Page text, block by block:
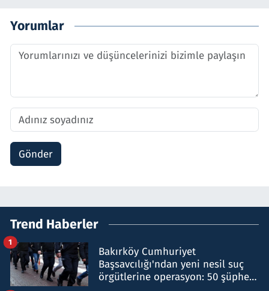
Yorumlar
Gönder
Trend Haberler
Bakırköy Cumhuriyet
Başsavcılığı'ndan yeni nesil suç
örgütlerine operasyon: 50 şüpheli
1